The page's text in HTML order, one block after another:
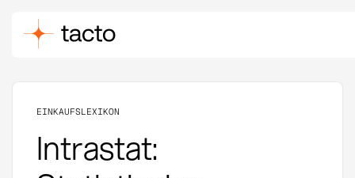
EINKAUFSLEXIKON
Intrastat: